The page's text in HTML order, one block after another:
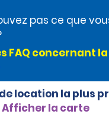
pas ce que
FAQ concernant
location la plus
Afficher la carte